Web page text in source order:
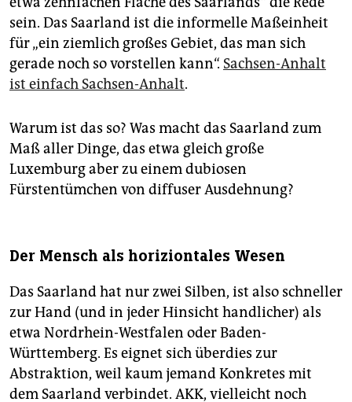
sein. Das Saarland ist die informelle Maßeinheit
für „ein ziemlich großes Gebiet, das man sich
gerade noch so vorstellen kann“. Sachsen-Anhalt
ist einfach Sachsen-Anhalt.
Warum ist das so? Was macht das Saarland zum
Maß aller Dinge, das etwa gleich große
Luxemburg aber zu einem dubiosen
Fürstentümchen von diffuser Ausdehnung?
Der Mensch als horiziontales Wesen
Das Saarland hat nur zwei Silben, ist also schneller
zur Hand (und in jeder Hinsicht handlicher) als
etwa Nordrhein-Westfalen oder Baden-
Württemberg. Es eignet sich überdies zur
Abstraktion, weil kaum jemand Konkretes mit
dem Saarland verbindet. AKK, vielleicht noch